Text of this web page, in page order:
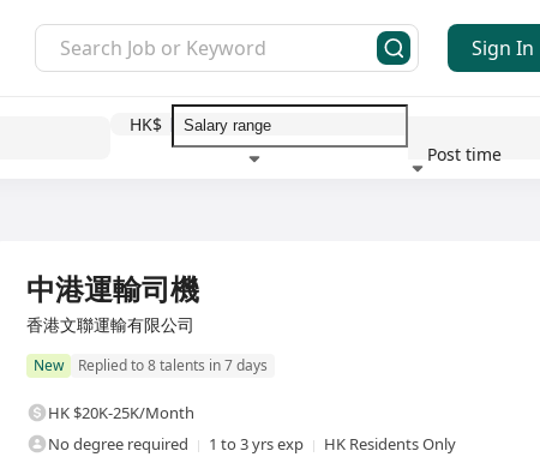
Sign In
HK$
Post time
中港運輸司機
香港文聯運輸有限公司
New Replied to 8 talents in 7 days
HK $20K-25K/Month
No degree required
1 to 3 yrs exp
HK Residents Only